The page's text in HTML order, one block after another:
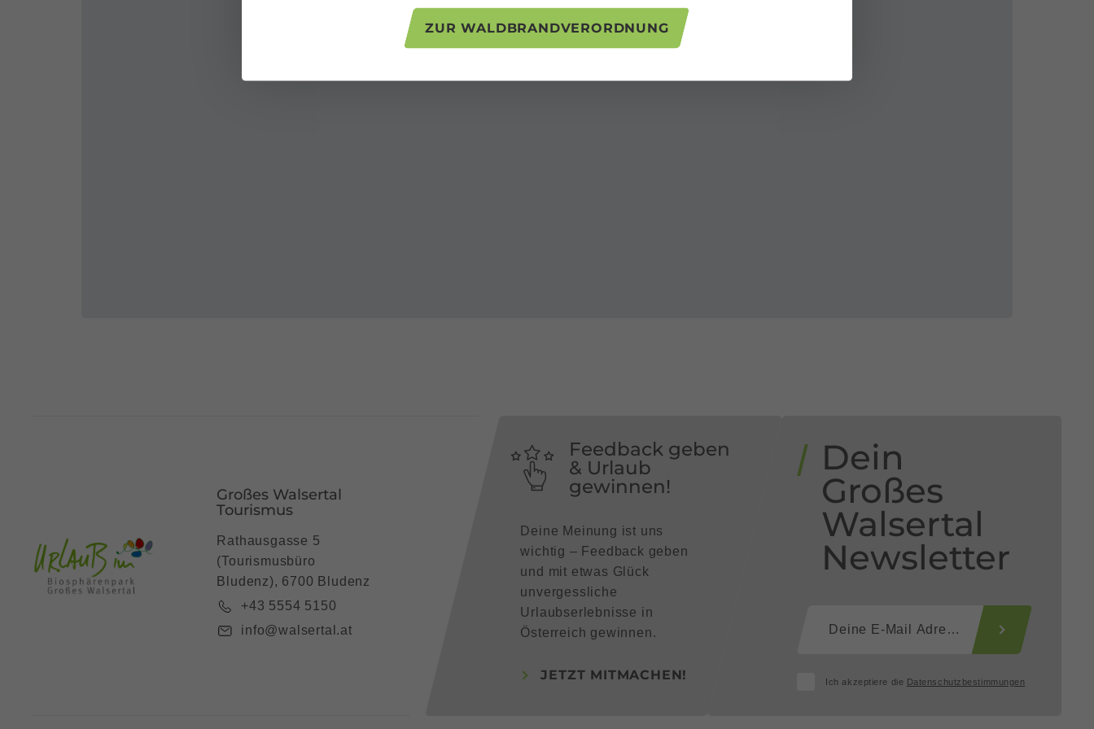
Feedback geben
& Urlaub
gewinnen!
Deine Meinung ist uns
wichtig – Feedback geben
und mit etwas Glück
unvergessliche
Urlaubserlebnisse in
Österreich gewinnen.
JETZT MITMACHEN!
Dein
Großes
Walsertal
Newsletter
Ich akzeptiere die Datenschutzbestimmungen
Großes Walsertal
Tourismus
Rathausgasse 5
(Tourismusbüro
Bludenz), 6700 Bludenz
+43 5554 5150
info@walsertal.at
ZUR WALDBRANDVERORDNUNG